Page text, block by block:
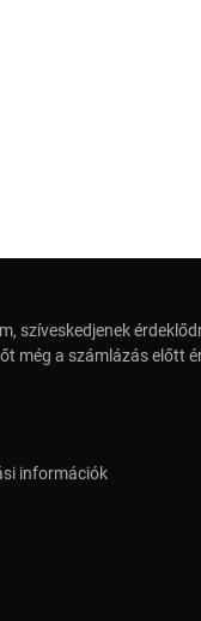
szíveskedjenek
még a számlázás előtt
információk